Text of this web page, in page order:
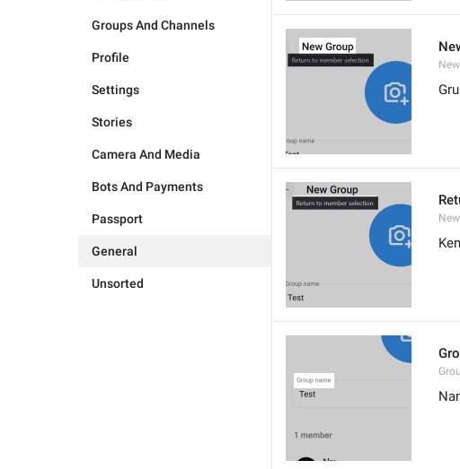
Groups And Channels
Profile
Settings
Stories
Camera And Media
Bots And Payments
Passport
General
Unsorted